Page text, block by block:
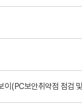
(PC보안취약점 점검